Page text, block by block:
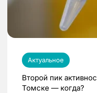
Актуальное
Второй пик
Томске — когда?